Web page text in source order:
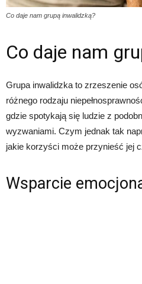
Co daje nam grupą inwalidzką?
Co daje nam
Grupa inwalidzka to zrzeszenie
różnego rodzaju
gdzie spotykają się ludzie z
wyzwaniami. Czym jednak tak
jakie korzyści może przynieść jej
Wsparcie